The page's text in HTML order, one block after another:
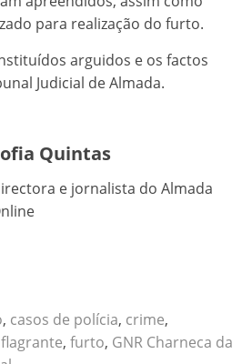
para realização do furto.
arguidos e os factos
Judicial de Almada.
Quintas
e jornalista do Almada
, casos de polícia, crime,
flagrante, furto, GNR Charneca da